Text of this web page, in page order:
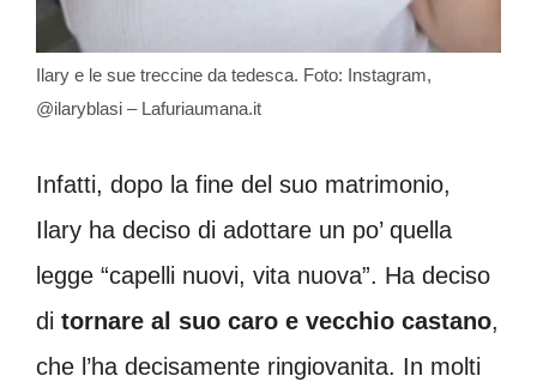
Ilary e le sue treccine da tedesca. Foto: Instagram,
@ilaryblasi – Lafuriaumana.it
Infatti, dopo la fine del suo matrimonio,
Ilary ha deciso di adottare un po’ quella
legge “capelli nuovi, vita nuova”. Ha deciso
di tornare al suo caro e vecchio castano,
che l’ha decisamente ringiovanita. In molti